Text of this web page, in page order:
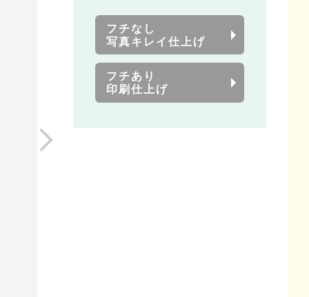
フチなし
写真キレイ仕上げ
フチあり
印刷仕上げ